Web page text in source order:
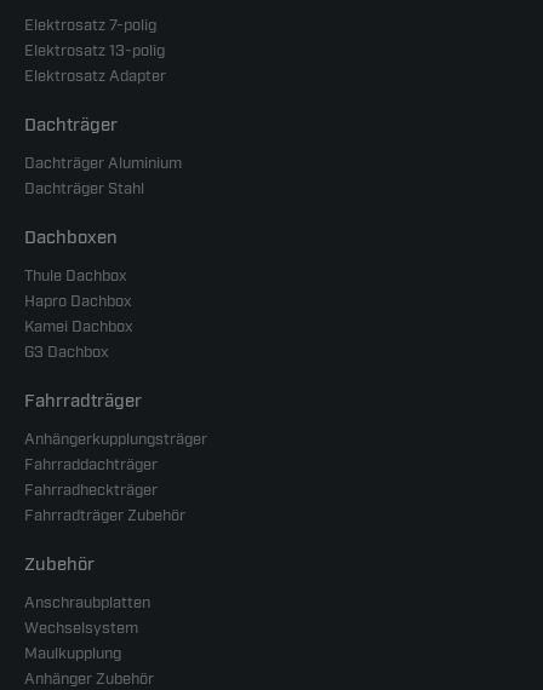
Elektrosatz 7-polig
Elektrosatz 13-polig
Elektrosatz Adapter
Dachträger
Dachträger Aluminium
Dachträger Stahl
Dachboxen
Thule Dachbox
Hapro Dachbox
Kamei Dachbox
G3 Dachbox
Fahrradträger
Anhängerkupplungsträger
Fahrraddachträger
Fahrradheckträger
Fahrradträger Zubehör
Zubehör
Anschraubplatten
Wechselsystem
Maulkupplung
Anhänger Zubehör